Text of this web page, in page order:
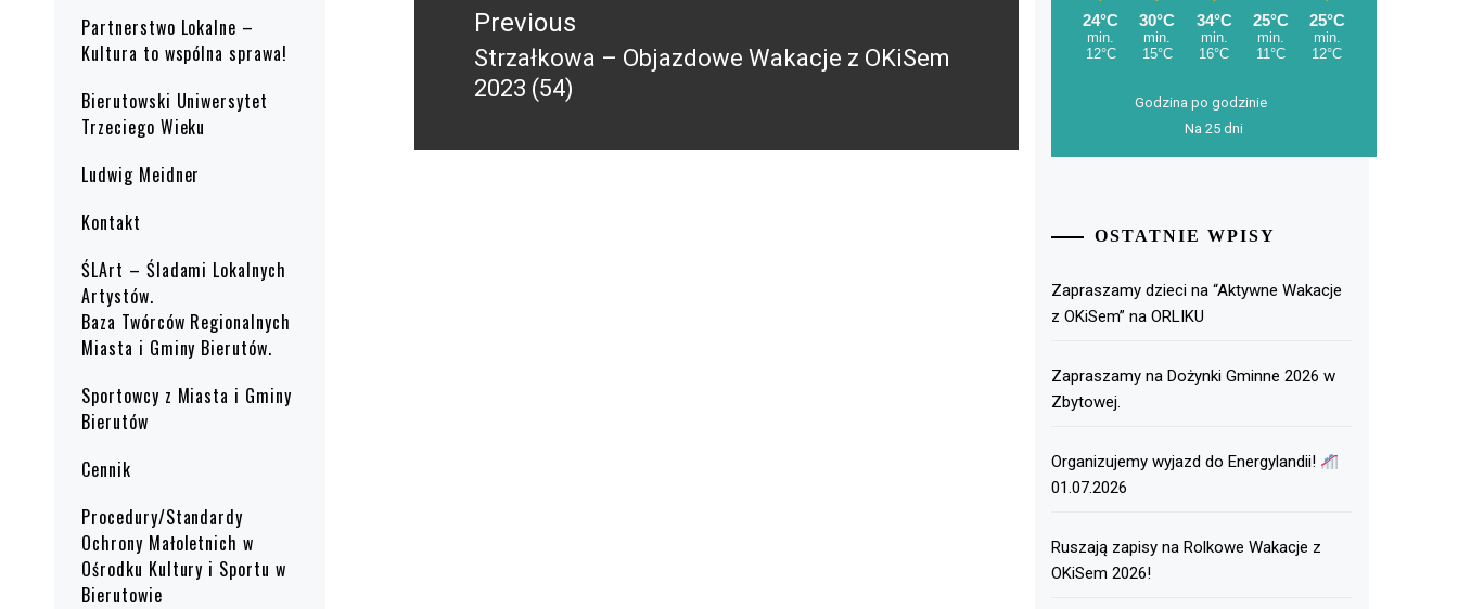
Partnerstwo Lokalne –
Kultura to wspólna sprawa!
Bierutowski Uniwersytet
Trzeciego Wieku
Ludwig Meidner
Kontakt
ŚLArt – Śladami Lokalnych
Artystów.
Baza Twórców Regionalnych
Miasta i Gminy Bierutów.
Sportowcy z Miasta i Gminy
Bierutów
Cennik
Procedury/Standardy
Ochrony Małoletnich w
Ośrodku Kultury i Sportu w
Bierutowie
wpisuPrevious
Previous
post:
Strzałkowa – Objazdowe Wakacje z OKiSem
2023 (54)
Godzina po godzinie
Na 25 dni
OSTATNIE WPISY
Zapraszamy dzieci na “Aktywne Wakacje
z OKiSem” na ORLIKU
Zapraszamy na Dożynki Gminne 2026 w
Zbytowej.
Organizujemy wyjazd do Energylandii!
01.07.2026
Ruszają zapisy na Rolkowe Wakacje z
OKiSem 2026!